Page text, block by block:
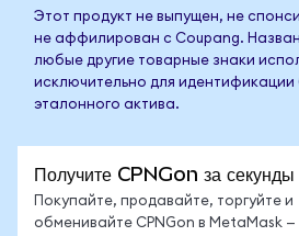
Этот продукт не выпущен, не
не аффилирован с Coupang.
любые другие товарные знаки
исключительно для идентификации
эталонного актива.
Получите CPNGon за секунды
Покупайте, продавайте, торгуйте и
обменивайте CPNGon в MetaMask —